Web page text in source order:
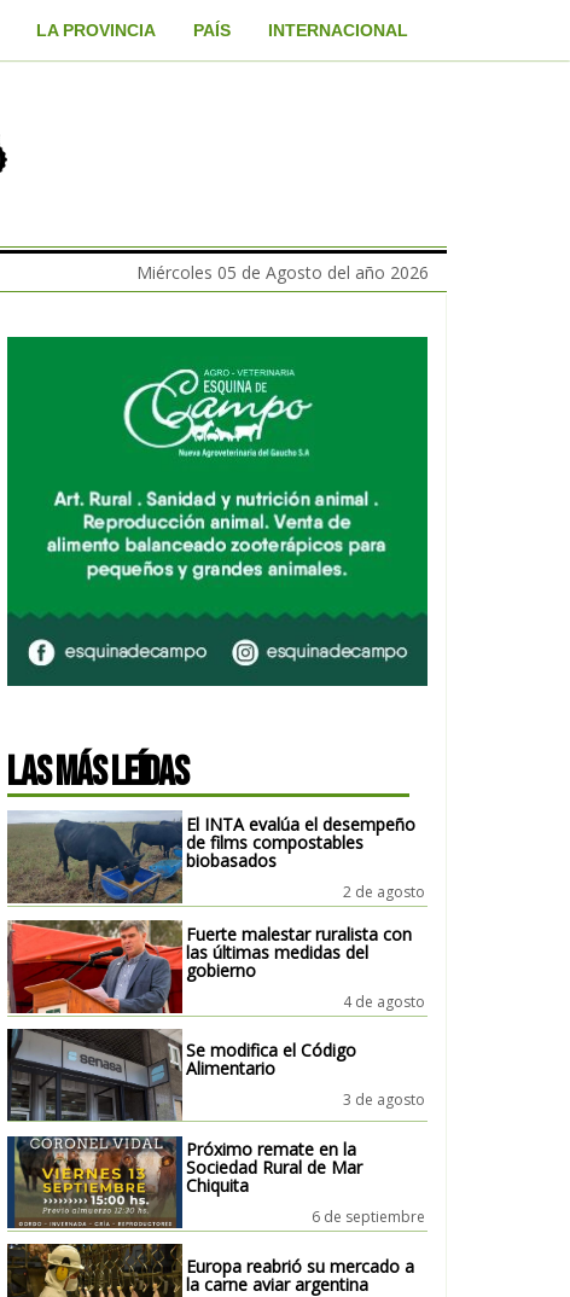
LA PROVINCIA PAÍS INTERNACIONAL
Miércoles 05 de Agosto del año 2026
LAS MÁS LEÍDAS
El INTA evalúa el desempeño
de films compostables
biobasados
2 de agosto
Fuerte malestar ruralista con
las últimas medidas del
gobierno
4 de agosto
Se modifica el Código
Alimentario
3 de agosto
Próximo remate en la
Sociedad Rural de Mar
Chiquita
6 de septiembre
Europa reabrió su mercado a
la carne aviar argentina